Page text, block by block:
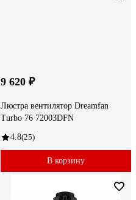
9 620 ₽
Люстра вентилятор Dreamfan
Turbo 76 72003DFN
4.8(25)
В корзину